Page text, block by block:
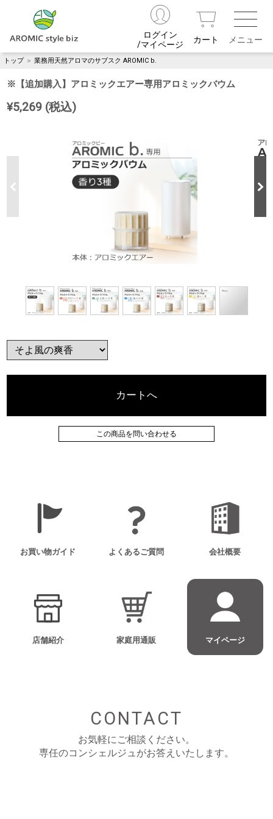
ログイン
/マイページ
カート
トップ ＞ 業務用天然アロマのサブスク AROMIC b.
※【追加購入】アロミックエアー専用アロミックバウム
¥5,269 (税込)
カートへ
この商品を問い合わせる
お買い物ガイド よくあるご質問 会社概要
店舗紹介 家庭用通販 マイページ
CONTACT
お気軽にご相談ください。
専任のコンシェルジュがお答えいたします。